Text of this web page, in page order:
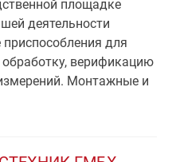
площадке
деятельности
для
верификацию
Монтажные и